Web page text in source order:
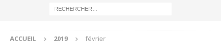
ACCUEIL 2019 février